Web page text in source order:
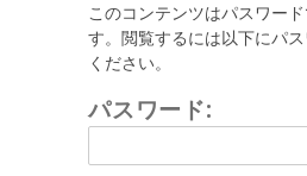
このコンテンツはパスワー
す。閲覧するには以下にパ
ください。
パスワード: